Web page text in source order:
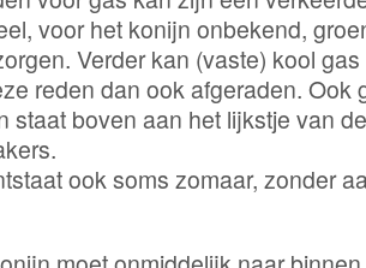
voor het konijn onbekend,
Verder kan (vaste) kool
reden dan ook afgeraden. Ook
staat boven aan het lijkstje van de
ook soms zomaar, zonder